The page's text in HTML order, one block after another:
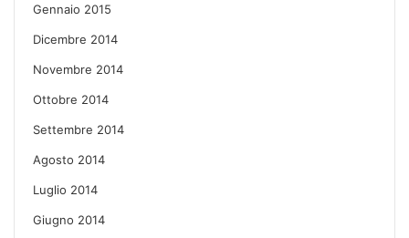
Gennaio 2015
Dicembre 2014
Novembre 2014
Ottobre 2014
Settembre 2014
Agosto 2014
Luglio 2014
Giugno 2014